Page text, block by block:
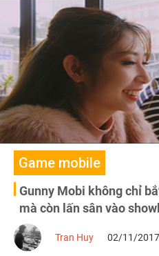
Bacelona, Real Marid,
Game mobile
Gunny Mobi không chỉ
mà còn lấn sân vào
Tran Huy 02/11/